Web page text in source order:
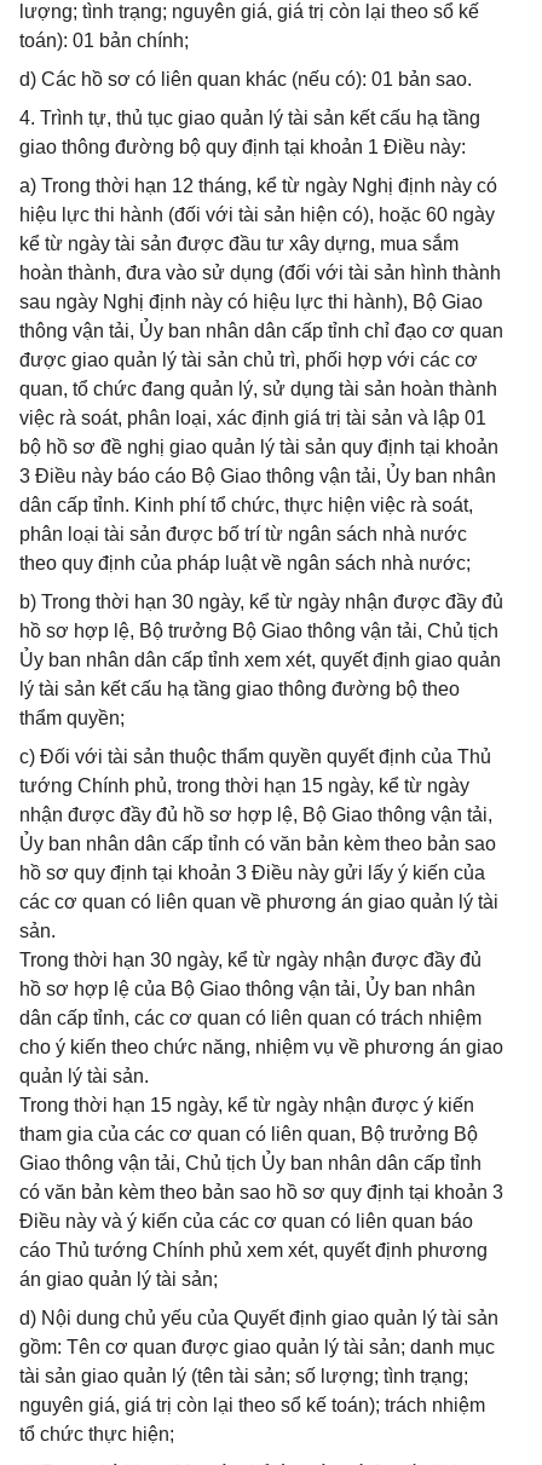
lượng; tình trạng; nguyên giá, giá trị còn lại theo sổ kế
toán): 01 bản chính;
d) Các hồ sơ có liên quan khác (nếu có): 01 bản sao.
4. Trình tự, thủ tục giao quản lý tài sản kết cấu hạ tầng
giao thông đường bộ quy định tại khoản 1 Điều này:
a) Trong thời hạn 12 tháng, kể từ ngày Nghị định này có
hiệu lực thi hành (đối với tài sản hiện có), hoặc 60 ngày
kể từ ngày tài sản được đầu tư xây dựng, mua sắm
hoàn thành, đưa vào sử dụng (đối với tài sản hình thành
sau ngày Nghị định này có hiệu lực thi hành), Bộ Giao
thông vận tải, Ủy ban nhân dân cấp tỉnh chỉ đạo cơ quan
được giao quản lý tài sản chủ trì, phối hợp với các cơ
quan, tổ chức đang quản lý, sử dụng tài sản hoàn thành
việc rà soát, phân loại, xác định giá trị tài sản và lập 01
bộ hồ sơ đề nghị giao quản lý tài sản quy định tại khoản
3 Điều này báo cáo Bộ Giao thông vận tải, Ủy ban nhân
dân cấp tỉnh. Kinh phí tổ chức, thực hiện việc rà soát,
phân loại tài sản được bố trí từ ngân sách nhà nước
theo quy định của pháp luật về ngân sách nhà nước;
b) Trong thời hạn 30 ngày, kể từ ngày nhận được đầy đủ
hồ sơ hợp lệ, Bộ trưởng Bộ Giao thông vận tải, Chủ tịch
Ủy ban nhân dân cấp tỉnh xem xét, quyết định giao quản
lý tài sản kết cấu hạ tầng giao thông đường bộ theo
thẩm quyền;
c) Đối với tài sản thuộc thẩm quyền quyết định của Thủ
tướng Chính phủ, trong thời hạn 15 ngày, kể từ ngày
nhận được đầy đủ hồ sơ hợp lệ, Bộ Giao thông vận tải,
Ủy ban nhân dân cấp tỉnh có văn bản kèm theo bản sao
hồ sơ quy định tại khoản 3 Điều này gửi lấy ý kiến của
các cơ quan có liên quan về phương án giao quản lý tài
sản.
Trong thời hạn 30 ngày, kể từ ngày nhận được đầy đủ
hồ sơ hợp lệ của Bộ Giao thông vận tải, Ủy ban nhân
dân cấp tỉnh, các cơ quan có liên quan có trách nhiệm
cho ý kiến theo chức năng, nhiệm vụ về phương án giao
quản lý tài sản.
Trong thời hạn 15 ngày, kể từ ngày nhận được ý kiến
tham gia của các cơ quan có liên quan, Bộ trưởng Bộ
Giao thông vận tải, Chủ tịch Ủy ban nhân dân cấp tỉnh
có văn bản kèm theo bản sao hồ sơ quy định tại khoản 3
Điều này và ý kiến của các cơ quan có liên quan báo
cáo Thủ tướng Chính phủ xem xét, quyết định phương
án giao quản lý tài sản;
d) Nội dung chủ yếu của Quyết định giao quản lý tài sản
gồm: Tên cơ quan được giao quản lý tài sản; danh mục
tài sản giao quản lý (tên tài sản; số lượng; tình trạng;
nguyên giá, giá trị còn lại theo sổ kế toán); trách nhiệm
tổ chức thực hiện;